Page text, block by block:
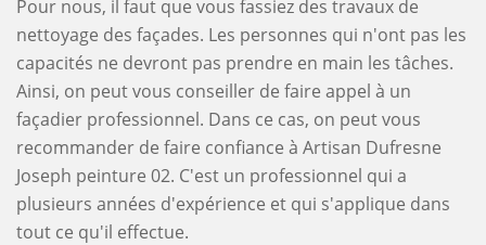
Pour nous, il faut que vous fassiez des travaux de
nettoyage des façades. Les personnes qui n'ont pas les
capacités ne devront pas prendre en main les tâches.
Ainsi, on peut vous conseiller de faire appel à un
façadier professionnel. Dans ce cas, on peut vous
recommander de faire confiance à Artisan Dufresne
Joseph peinture 02. C'est un professionnel qui a
plusieurs années d'expérience et qui s'applique dans
tout ce qu'il effectue.